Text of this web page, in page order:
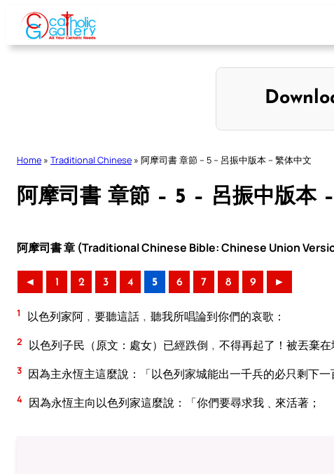
Skip
content
Home » Traditional Chinese » 阿摩司書 章節 – 5 – 呂振中版本 – 繁体中文
阿摩司書 章節 – 5 – 呂振中版本
阿摩司書 章 (Traditional Chinese Bible: Chinese Union
◄ 1 2 3 4 5 6 7 8 9 ►
1 以色列家阿﹐要聽這話﹐聽我所唱論到你們的哀歌：
2 以色列子民（原文：處女）已經跌倒﹐不得再起了！被丟棄在
3 因為主永恆主這麼說：「以色列家城能出一千兵的必只剩下一
4 因為永恆主向以色列家這麼說：「你們要尋求我﹑來活著；